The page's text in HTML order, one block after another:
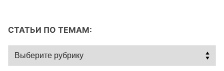
СТАТЬИ ПО ТЕМАМ:
Статьи
по